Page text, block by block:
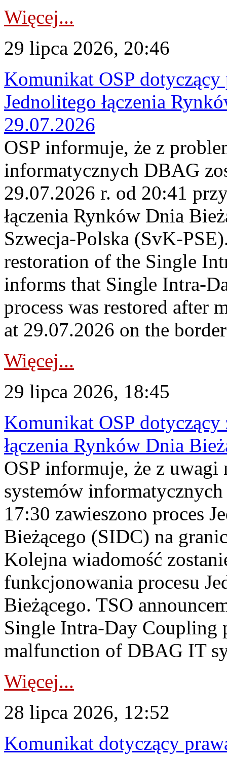
Więcej...
29 lipca 2026, 20:46
Komunikat OSP
Jednolitego łączenia
29.07.2026
OSP informuje, że z
informatycznych DBAG
29.07.2026 r. od 20:41
łączenia Rynków Dnia
Szwecja-Polska (SvK-
restoration of the Single
informs that Single Intra-
process was restored after
at 29.07.2026 on the
Więcej...
29 lipca 2026, 18:45
Komunikat OSP dotyczący
łączenia Rynków Dnia
OSP informuje, że z uwagi
systemów
17:30 zawieszono proces
Bieżącego (SIDC) na
Kolejna wiadomość
funkcjonowania procesu
Bieżącego. TSO
Single Intra-Day Coupling
malfunction of DBAG IT
Więcej...
28 lipca 2026, 12:52
Komunikat dotyczący